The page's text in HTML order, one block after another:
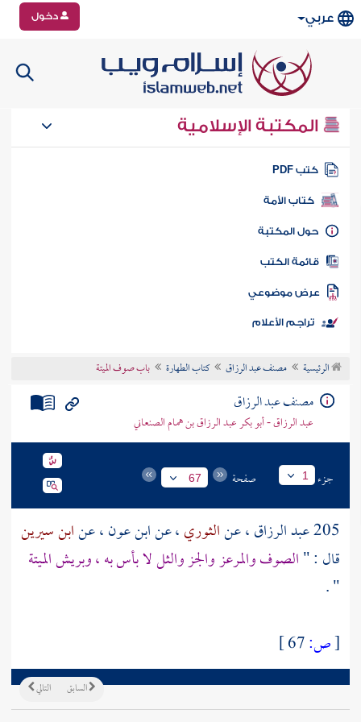
عربي دخول
المكتبة الإسلامية
كتب PDF
كتاب الأمة
المكتبة
الكتب
موضوعي
تراجم الأعلام
الرئيسية مصنف عبد الرزاق كتاب الطهارة باب صوف الميتة
مصنف عبد الرزاق
عبد الرزاق - أبو بكر عبد الرزاق بن همام الصنعاني
جزء 1 صفحة 67
205عبد الرزاق، عنالثوري، عنابن عون، عنابن سيرين
قال : "الصوف والمرعز والجز والثل لا بأس به ، وبريش الميتة
" .
[ص:
التالي السابق